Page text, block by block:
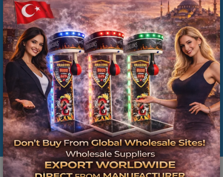
Smoke Effect Boxing Machine Supplier | Balkan
Countries Arcade Boxing Machine